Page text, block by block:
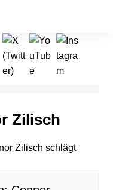
Zilisch